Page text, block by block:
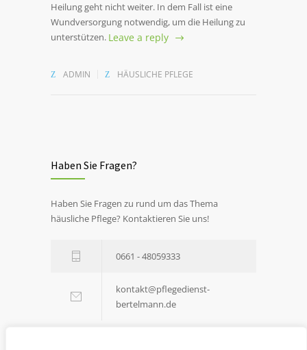
Heilung geht nicht weiter. In dem Fall ist eine
Wundversorgung notwendig, um die Heilung zu
unterstützen. Leave a reply
ADMIN HÄUSLICHE PFLEGE
Haben Sie Fragen?
Haben Sie Fragen zu rund um das Thema
häusliche Pflege? Kontaktieren Sie uns!
0661 - 48059333
kontakt@pflegedienst-
bertelmann.de